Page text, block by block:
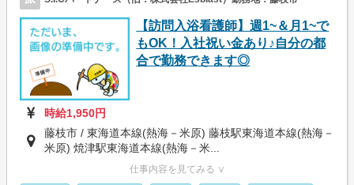
【訪問入浴看護師】週1~＆月1~で
もOK！入社祝い金あり♪自分の都
合で勤務できます◎
時給1,950円
藤枝市 / 東海道本線(熱海－米原) 藤枝駅東海道本線(熱海－
米原) 焼津駅東海道本線(熱海－米...
仕事内容を見てみる ∨